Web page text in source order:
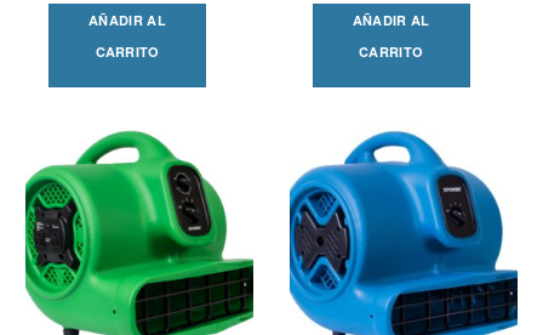
AÑADIR AL
CARRITO
AÑADIR AL
CARRITO